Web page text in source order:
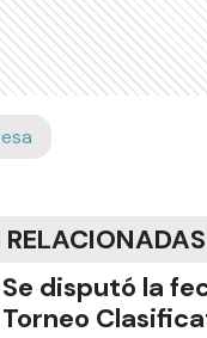
RELACIONADAS
Se disputó la
Torneo